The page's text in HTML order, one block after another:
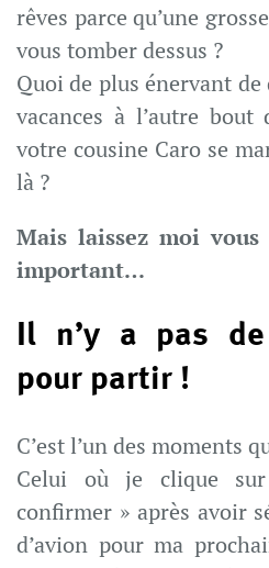
rêves parce qu’une
vous tomber dessus ?
Quoi de plus énervant
vacances à l’autre bout
votre cousine Caro se
là ?
Mais laissez moi
important…
Il n’y a pas
pour partir !
C’est l’un des moments
Celui où je clique
confirmer » après avoir
d’avion pour ma